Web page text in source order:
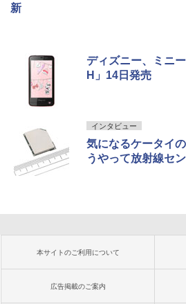
新
ディズニー、ミニ
H」14日発売
インタビュー
気になるケータイ
うやって放射線セ
本サイトのご利用について
広告掲載のご案内